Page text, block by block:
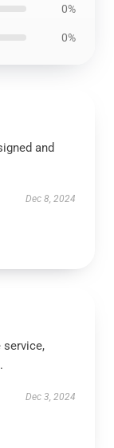
0%
0%
and
Dec 8, 2024
service,
Dec 3, 2024